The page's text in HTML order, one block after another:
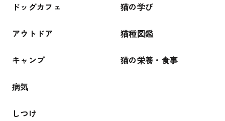
ドッグカフェ
アウトドア
キャンプ
病気
しつけ
猫の学び
猫種図鑑
猫の栄養・食事